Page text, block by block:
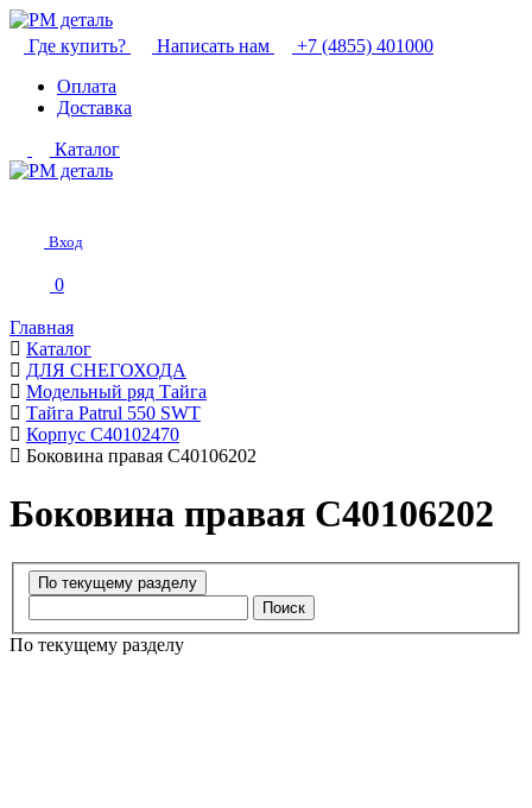
Где купить? Написать нам
+7 (4855) 401000
Оплата
Доставка
Каталог
Вход
0
Главная
Каталог
ДЛЯ СНЕГОХОДА
Модельный ряд Тайга
Тайга Patrul 550 SWT
Корпус С40102470
Боковина правая C40106202
Боковина правая C40106202
Поиск
По текущему разделу